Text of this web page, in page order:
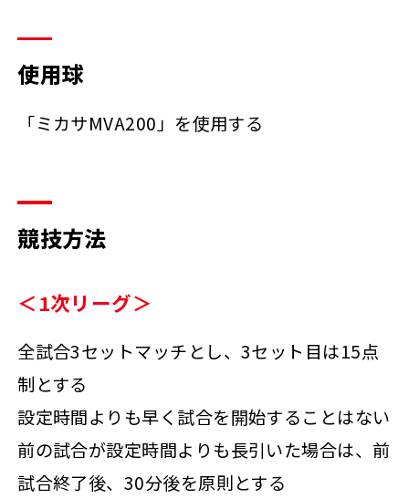
使用球
「ミカサMVA200」を使用する
競技方法
＜1次リーグ＞
全試合3セットマッチとし、3セット目は15点
制とする
設定時間よりも早く試合を開始することはない
前の試合が設定時間よりも長引いた場合は、前
試合終了後、30分後を原則とする